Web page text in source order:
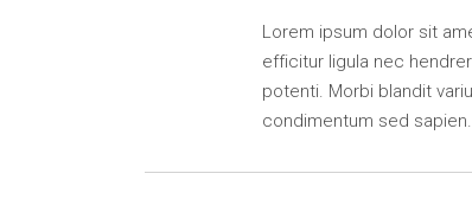
Lorem ipsum dolor sit
efficitur ligula nec
potenti. Morbi blandit
condimentum sed sapien.